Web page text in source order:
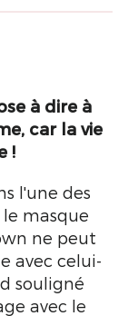
à dire à
car la vie
!
l'une des
masque
ne peut
avec celui-
souligné
avec le